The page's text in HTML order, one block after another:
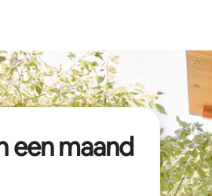
een maand